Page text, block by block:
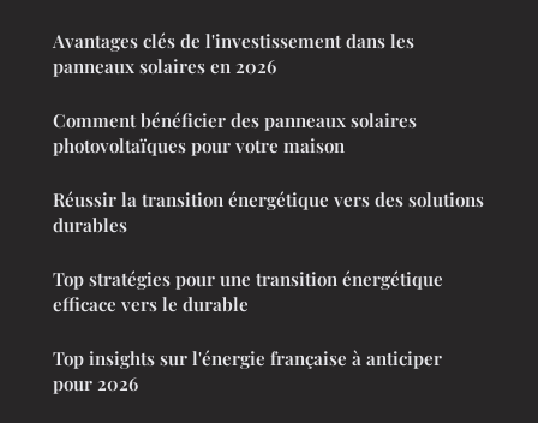
Avantages clés de l'investissement dans les
panneaux solaires en 2026
Comment bénéficier des panneaux solaires
photovoltaïques pour votre maison
Réussir la transition énergétique vers des solutions
durables
Top stratégies pour une transition énergétique
efficace vers le durable
Top insights sur l'énergie française à anticiper
pour 2026